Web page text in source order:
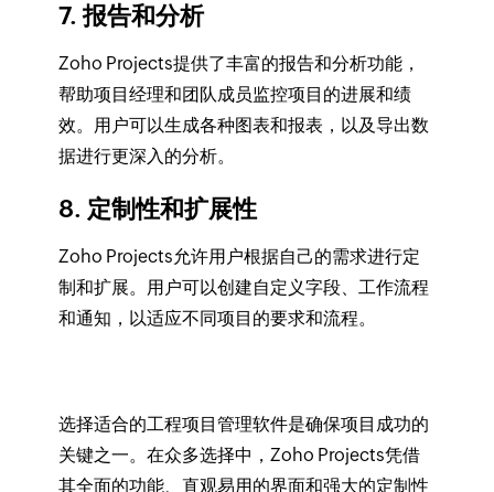
7. 报告和分析
Zoho Projects提供了丰富的报告和分析功能，
帮助项目经理和团队成员监控项目的进展和绩
效。用户可以生成各种图表和报表，以及导出数
据进行更深入的分析。
8. 定制性和扩展性
Zoho Projects允许用户根据自己的需求进行定
制和扩展。用户可以创建自定义字段、工作流程
和通知，以适应不同项目的要求和流程。
选择适合的工程项目管理软件是确保项目成功的
关键之一。在众多选择中，Zoho Projects凭借
其全面的功能、直观易用的界面和强大的定制性